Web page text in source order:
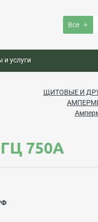
Все
и услуги
ЩИТОВЫЕ И
750А